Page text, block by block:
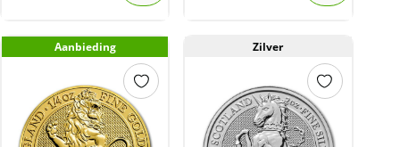
Aanbieding Zilver